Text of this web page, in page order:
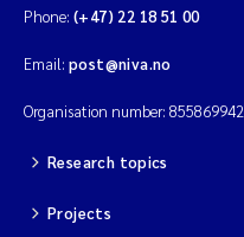
Phone: (+47) 22 18 51 00
Email: post@niva.no
Organisation number: 855869942
Research topics
Projects